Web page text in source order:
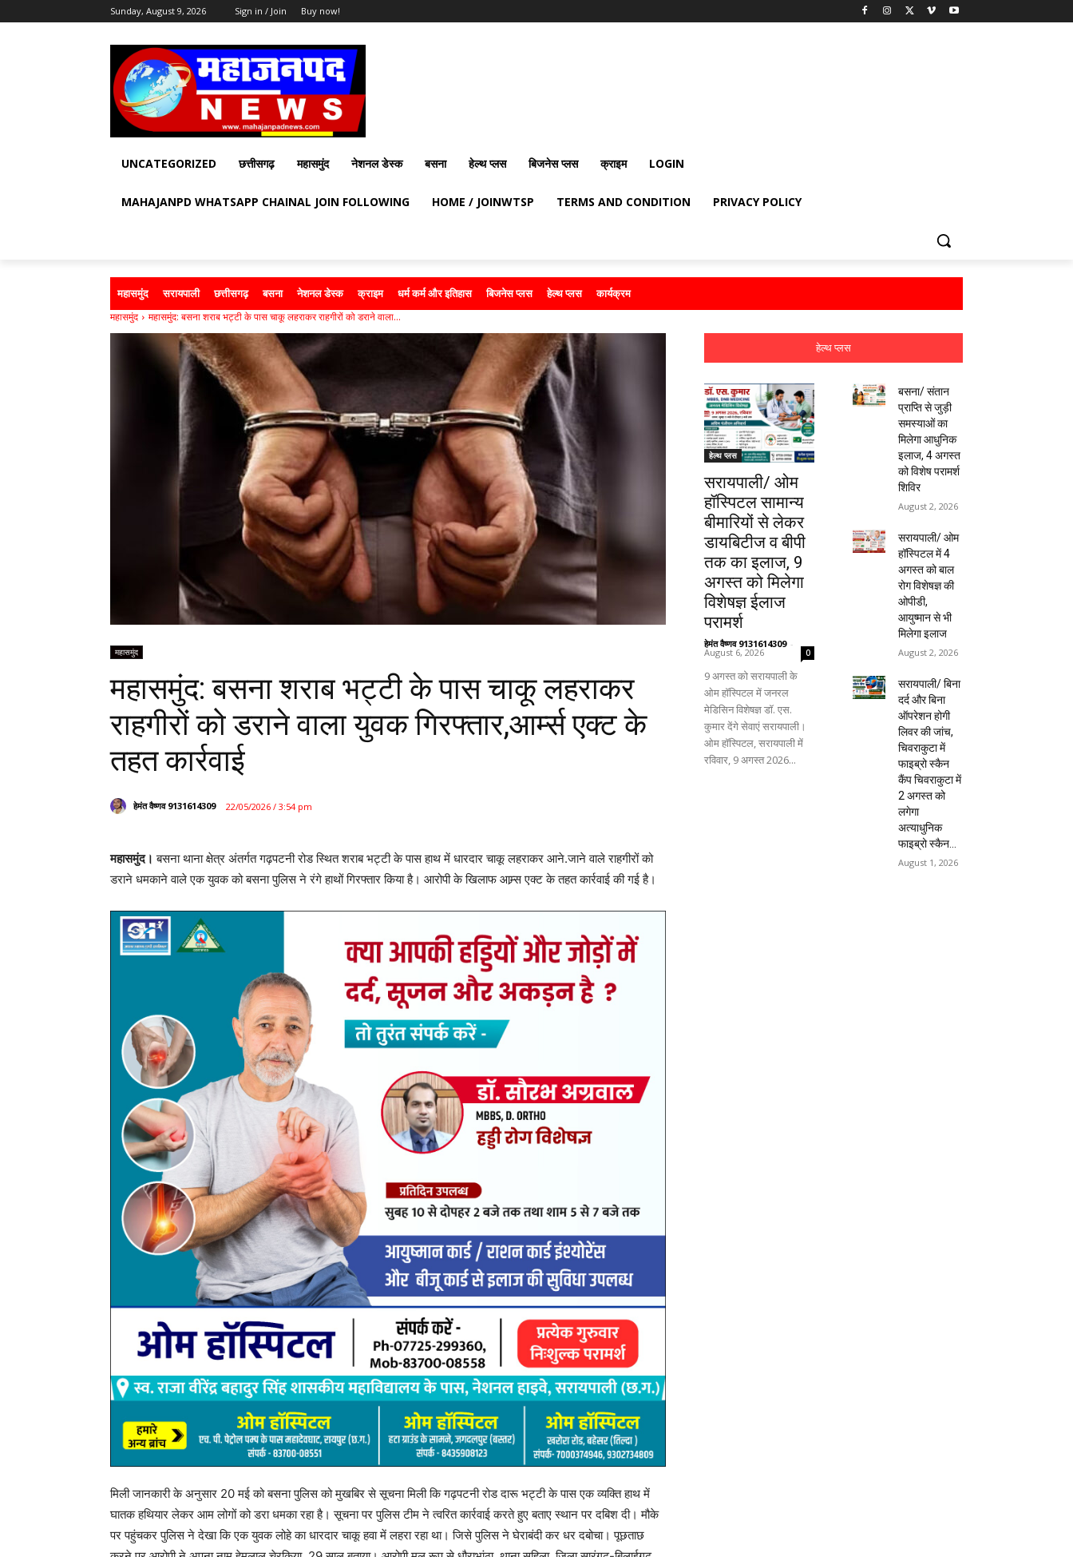
Sunday, August 9, 2026 Sign in / Join Buy now!
UNCATEGORIZED छत्तीसगढ़ महासमुंद नेशनल डेस्क बसना हेल्थ प्लस बिजनेस प्लस क्राइम LOGIN
MAHAJANPD WHATSAPP CHAINAL JOIN FOLLOWING HOME / JOINWTSP TERMS AND CONDITION PRIVACY POLICY
महासमुंद सरायपाली छत्तीसगढ़ बसना नेशनल डेस्क क्राइम धर्म कर्म और इतिहास बिजनेस प्लस हेल्थ प्लस कार्यक्रम
महासमुंद महासमुंद: बसना शराब भट्टी के पास चाकू लहराकर राहगीरों को डराने वाला...
महासमुंद
महासमुंद: बसना शराब भट्टी के पास चाकू लहराकर
राहगीरों को डराने वाला युवक गिरफ्तार,आर्म्स एक्ट के
तहत कार्रवाई
हेमंत वैष्णव 9131614309 22/05/2026 / 3:54 pm
महासमुंद। बसना थाना क्षेत्र अंतर्गत गढ़पटनी रोड स्थित शराब भट्टी के पास हाथ में धारदार चाकू लहराकर आने.जाने वाले राहगीरों को
डराने धमकाने वाले एक युवक को बसना पुलिस ने रंगे हाथों गिरफ्तार किया है। आरोपी के खिलाफ आम्र्स एक्ट के तहत कार्रवाई की गई है।
मिली जानकारी के अनुसार 20 मई को बसना पुलिस को मुखबिर से सूचना मिली कि गढ़पटनी रोड दारू भट्टी के पास एक व्यक्ति हाथ में
घातक हथियार लेकर आम लोगों को डरा धमका रहा है। सूचना पर पुलिस टीम ने त्वरित कार्रवाई करते हुए बताए स्थान पर दबिश दी। मौके
पर पहुंचकर पुलिस ने देखा कि एक युवक लोहे का धारदार चाकू हवा में लहरा रहा था। जिसे पुलिस ने घेराबंदी कर धर दबोचा। पूछताछ
हेल्थ प्लस
हेल्थ प्लस
सरायपाली/ ओम
हॉस्पिटल सामान्य
बीमारियों से लेकर
डायबिटीज व बीपी
तक का इलाज, 9
अगस्त को मिलेगा
विशेषज्ञ ईलाज
परामर्श
हेमंत वैष्णव 9131614309 -
August 6, 2026 0
9 अगस्त को सरायपाली के
ओम हॉस्पिटल में जनरल
मेडिसिन विशेषज्ञ डॉ. एस.
कुमार देंगे सेवाएं सरायपाली।
ओम हॉस्पिटल, सरायपाली में
रविवार, 9 अगस्त 2026...
बसना/ संतान
प्राप्ति से जुड़ी
समस्याओं का
मिलेगा आधुनिक
इलाज, 4 अगस्त
को विशेष परामर्श
शिविर
August 2, 2026
सरायपाली/ ओम
हॉस्पिटल में 4
अगस्त को बाल
रोग विशेषज्ञ की
ओपीडी,
आयुष्मान से भी
मिलेगा इलाज
August 2, 2026
सरायपाली/ बिना
दर्द और बिना
ऑपरेशन होगी
लिवर की जांच,
चिवराकुटा में
फाइब्रो स्कैन
कैंप चिवराकुटा में
2 अगस्त को
लगेगा
अत्याधुनिक
फाइब्रो स्कैन...
August 1, 2026